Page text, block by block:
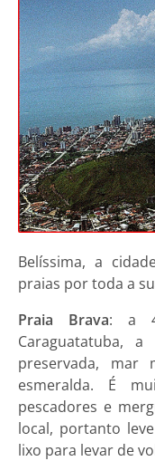
Belíssima, a
praias por toda a
Praia Brava: a 4
Caraguatatuba,
preservada,
esmeralda. É
pescadores e
local, portanto
lixo para levar de